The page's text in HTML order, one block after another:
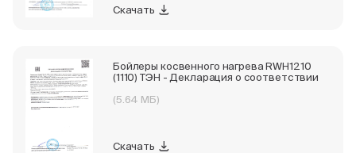
Скачать
Бойлеры косвенного нагрева RWH1210
(1110) ТЭН - Декларация о соответствии
(5.64 МБ)
Скачать